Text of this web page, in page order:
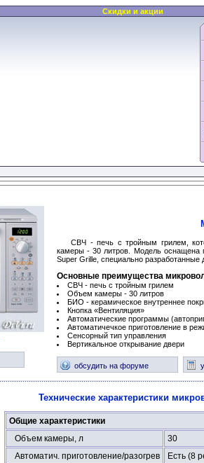
Скидки и акции
СВЧ - печь с тройным грилем,
камеры - 30 литров. Модель оснащена
Super Grille, специально
Основные преимущества
СВЧ - печь с тройным грилем
Объем камеры - 30 литров
БИО - керамическое внутреннее
Кнопка «Вентиляция»
Автоматические программы
Автоматичечкое приготовление в
Сенсорный тип управления
Вертикальное открывание двери
обсудить на форуме
Технические характеристики
Общие характеристики
Объем камеры, л
30
Автоматич. приготовление/разогрев
Есть (8